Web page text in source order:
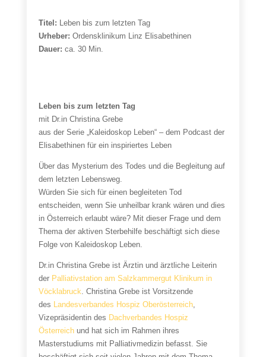
Titel: Leben bis zum letzten Tag
Urheber: Ordensklinikum Linz Elisabethinen
Dauer: ca. 30 Min.
Leben bis zum letzten Tag
mit Dr.in Christina Grebe
aus der Serie „Kaleidoskop Leben“ – dem Podcast der
Elisabethinen für ein inspiriertes Leben
Über das Mysterium des Todes und die Begleitung auf
dem letzten Lebensweg.
Würden Sie sich für einen begleiteten Tod
entscheiden, wenn Sie unheilbar krank wären und dies
in Österreich erlaubt wäre? Mit dieser Frage und dem
Thema der aktiven Sterbehilfe beschäftigt sich diese
Folge von Kaleidoskop Leben.
Dr.in Christina Grebe ist Ärztin und ärztliche Leiterin
der Palliativstation am Salzkammergut Klinikum in
Vöcklabruck. Christina Grebe ist Vorsitzende
des Landesverbandes Hospiz Oberösterreich,
Vizepräsidentin des Dachverbandes Hospiz
Österreichund hat sich im Rahmen ihres
Masterstudiums mit Palliativmedizin befasst. Sie